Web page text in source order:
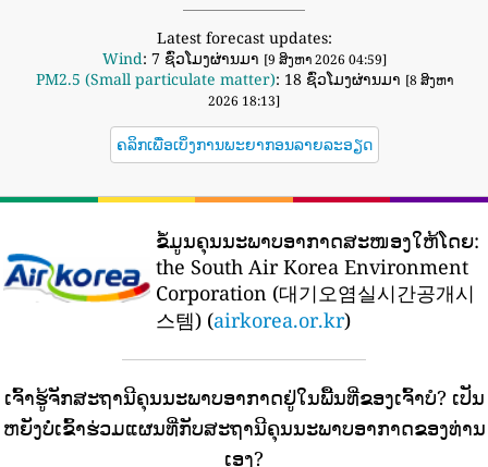
Latest forecast updates:
Wind: 7 ຊົ່ວໂມງຜ່ານມາ [9 ສິງຫາ 2026 04:59]
PM2.5 (Small particulate matter): 18 ຊົ່ວໂມງຜ່ານມາ [8 ສິງຫາ
2026 18:13]
ຄລິກເພື່ອເບິ່ງການພະຍາກອນລາຍລະອຽດ
ຂໍ້ມູນຄຸນນະພາບອາກາດສະໜອງໃຫ້ໂດຍ:
the South Air Korea Environment
Corporation (대기오염실시간공개시
스템) (airkorea.or.kr)
ເຈົ້າຮູ້ຈັກສະຖານີຄຸນນະພາບອາກາດຢູ່ໃນພື້ນທີ່ຂອງເຈົ້າບໍ? ເປັນ
ຫຍັງບໍ່ເຂົ້າຮ່ວມແຜນທີ່ກັບສະຖານີຄຸນນະພາບອາກາດຂອງທ່ານ
ເອງ?